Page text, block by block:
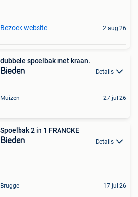
Bezoek website 2 aug 26
dubbele spoelbak met kraan.
Bieden Details
Muizen 27 jul 26
Spoelbak 2 in 1 FRANCKE
Bieden Details
Brugge 17 jul 26